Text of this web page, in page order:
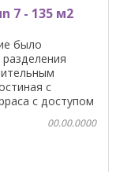
7 - 135 м2
было
с
с доступом
00.00.0000